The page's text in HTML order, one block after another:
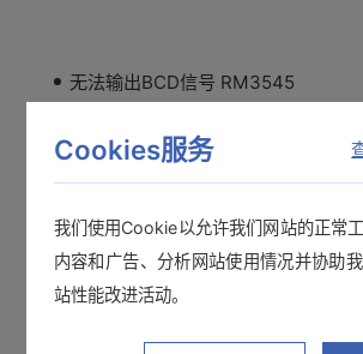
无法输出BCD信号 RM3545
采样软件没有反应
导通蜂鸣器不响 卡片式万用表
Cookies服务
我们使用Cookie以允许我们网站的正常
内容和广告、分析网站使用情况并协助
站性能改进活动。